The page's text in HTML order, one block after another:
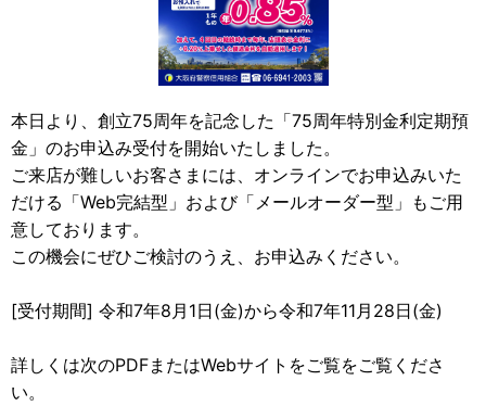
本日より、創立75周年を記念した「75周年特別金利定期預
金」のお申込み受付を開始いたしました。
ご来店が難しいお客さまには、オンラインでお申込みいた
だける「Web完結型」および「メールオーダー型」もご用
意しております。
この機会にぜひご検討のうえ、お申込みください。
[受付期間] 令和7年8月1日(金)から令和7年11月28日(金)
詳しくは次のPDFまたはWebサイトをご覧をご覧くださ
い。